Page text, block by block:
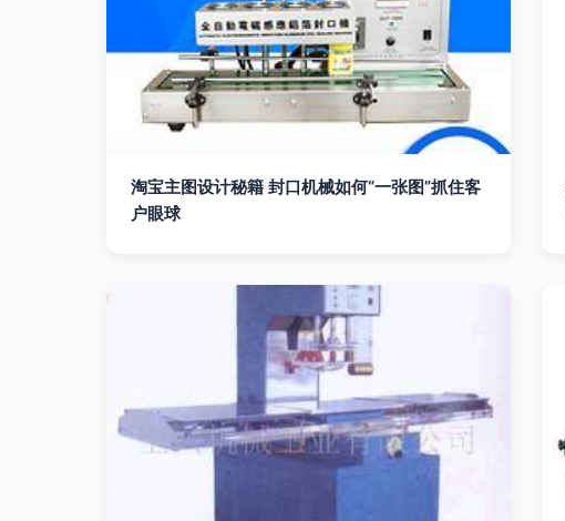
淘宝主图设计秘籍 封口机械如何“一张图”抓住客
户眼球